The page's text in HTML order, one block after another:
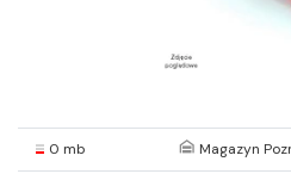
0 mb Magazyn